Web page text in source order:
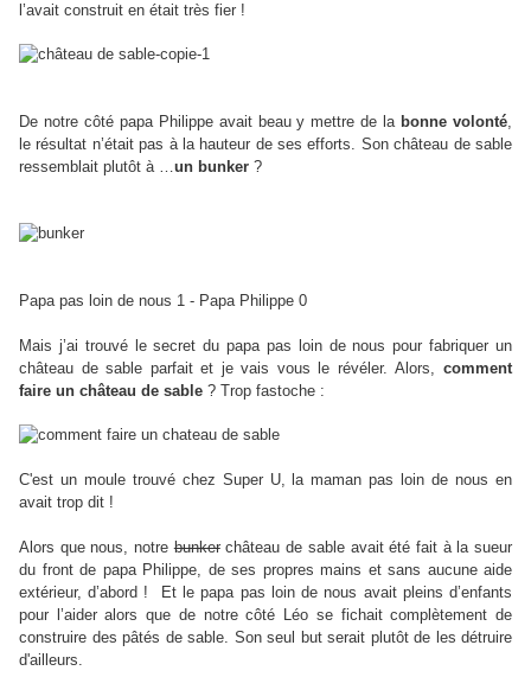
l’avait construit en était très fier !
De notre côté papa Philippe avait beau y mettre de la bonne volonté,
le résultat n’était pas à la hauteur de ses efforts. Son château de sable
ressemblait plutôt à …un bunker ?
Papa pas loin de nous 1 - Papa Philippe 0
Mais j’ai trouvé le secret du papa pas loin de nous pour fabriquer un
château de sable parfait et je vais vous le révéler. Alors,comment
faire un château de sable ? Trop fastoche :
C'est un moule trouvé chez Super U, la maman pas loin de nous en
avait trop dit !
Alors que nous, notrebunkerchâteau de sable avait été fait à la sueur
du front de papa Philippe, de ses propres mains et sans aucune aide
extérieur, d’abord ! Et le papa pas loin de nous avait pleins d’enfants
pour l’aider alors que de notre côté Léo se fichait complètement de
construire des pâtés de sable. Son seul but serait plutôt de les détruire
d'ailleurs.